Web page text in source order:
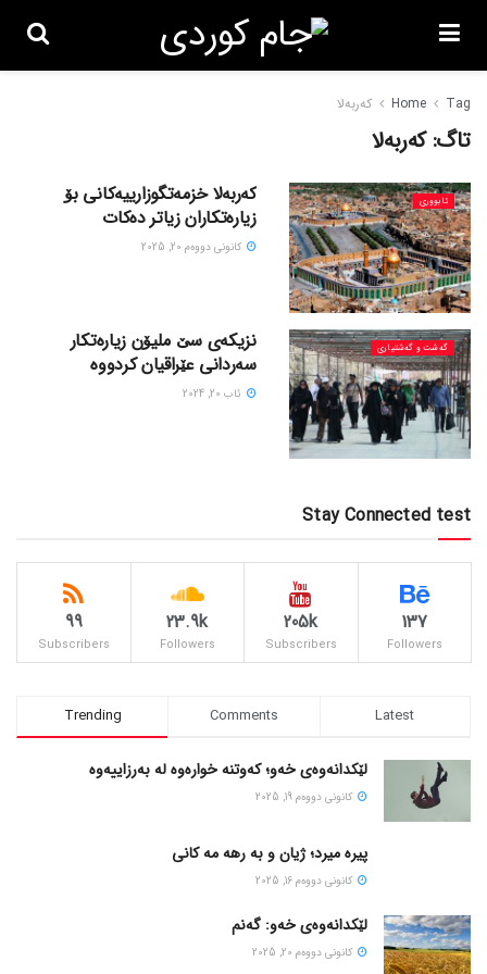
Home Tag کەربەلا
تاگ:کەربەلا
ئابووری
کەربەلا خزمەتگوزارییەکانی بۆ
زیارەتکاران زیاتر دەکات
كانونی دووه‌م 20, 2025
گه‌شت و گه‌شتیاری
نزیکەی سێ ملیۆن زیارەتکار
سەردانی عێراقیان کردووە
ئاب 20, 2024
Stay Connected test
137
Followers
205k
Subscribers
23.9k
Followers
99
Subscribers
Trending Comments Latest
لێکدانەوەی خەو؛ کەوتنە خوارەوە لە بەرزاییەوە
كانونی دووه‌م 19, 2025
پیره میرد؛ ژیان و به رهه مه کانی
كانونی دووه‌م 16, 2025
لێکدانەوەی خەو: گەنم
كانونی دووه‌م 20, 2025